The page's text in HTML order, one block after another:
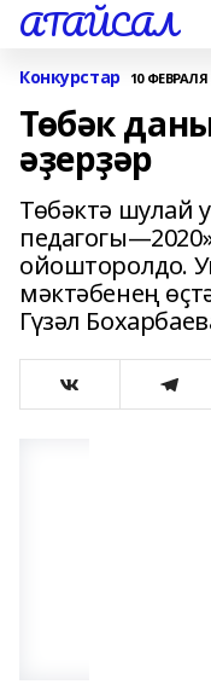
АТАЙСАЛ
Конкурстар 10 ФЕВРАЛЯ
Төбәк
әҙерҙәр
Төбәктә шулай
ойошторолдо.
мәктәбенең
Гүзәл